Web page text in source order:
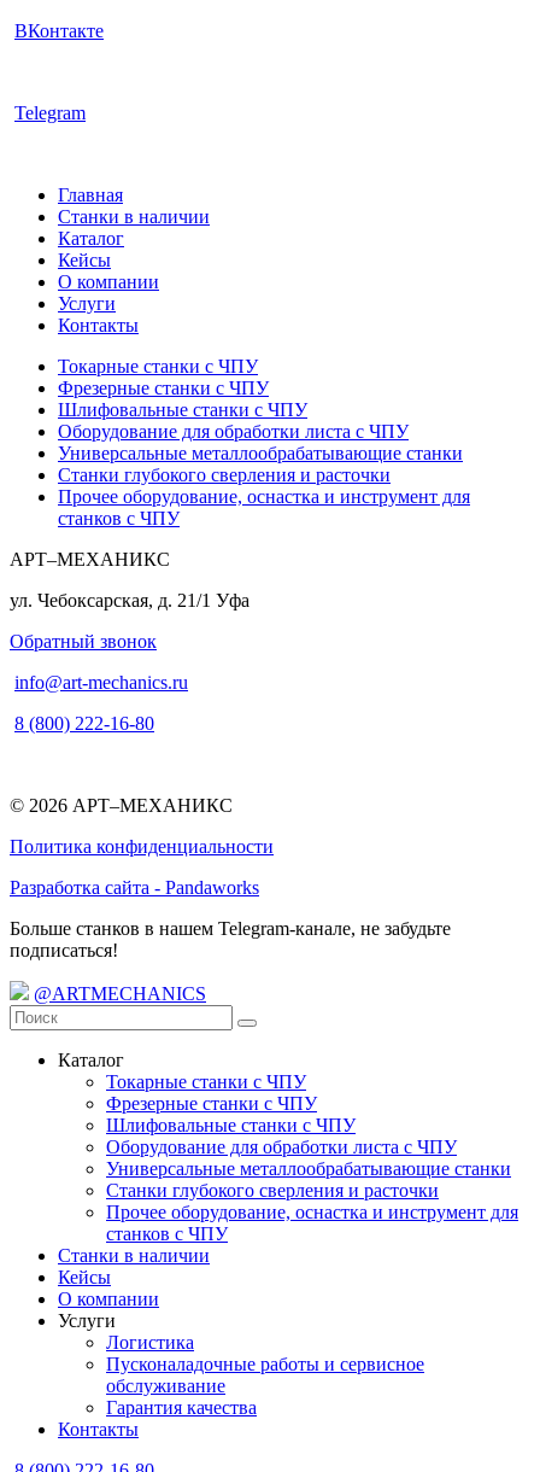
ВКонтакте
Telegram
Главная
Станки в наличии
Каталог
Кейсы
О компании
Услуги
Контакты
Токарные станки с ЧПУ
Фрезерные станки с ЧПУ
Шлифовальные станки с ЧПУ
Оборудование для обработки листа с ЧПУ
Универсальные металлообрабатывающие станки
Станки глубокого сверления и расточки
Прочее оборудование, оснастка и инструмент для
станков с ЧПУ
АРТ–МЕХАНИКС
ул. Чебоксарская, д. 21/1 Уфа
Обратный звонок
info@art-mechanics.ru
8 (800) 222-16-80
© 2026 АРТ–МЕХАНИКС
Политика конфиденциальности
Разработка сайта - Pandaworks
Больше станков в нашем Telegram-канале, не забудьте
подписаться!
@ARTMECHANICS
Каталог
Токарные станки с ЧПУ
Фрезерные станки с ЧПУ
Шлифовальные станки с ЧПУ
Оборудование для обработки листа с ЧПУ
Универсальные металлообрабатывающие станки
Станки глубокого сверления и расточки
Прочее оборудование, оснастка и инструмент для
станков с ЧПУ
Станки в наличии
Кейсы
О компании
Услуги
Логистика
Пусконаладочные работы и сервисное
обслуживание
Гарантия качества
Контакты